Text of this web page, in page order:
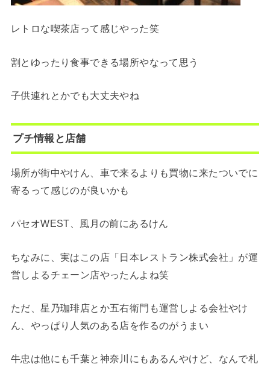
レトロな喫茶店って感じやった笑
割とゆったり食事できる場所やなって思う
子供連れとかでも大丈夫やね
プチ情報と店舗
場所が街中やけん、車で来るよりも買物に来たついでに
寄るって感じのが良いかも
パセオWEST、風月の前にあるけん
ちなみに、実はこの店「日本レストラン株式会社」が運
営しよるチェーン店やったんよね笑
ただ、星乃珈琲店とか五右衛門も運営しよる会社やけ
ん、やっぱり人気のある店を作るのがうまい
牛忠は他にも千葉と神奈川にもあるんやけど、なんで札